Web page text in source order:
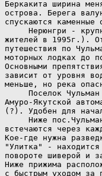
Беркакита ширина
острова. Берега
спускаются каменные
Нерюнгри -
жителей в 1995г.).
путешествия по
моторных лодках до
Основными
зависит от уровня
меньше, но река
Поселок
Амуро-Якутской
(?). Удобен для
Ниже
встечаются через
Кое-где нужна
"Улитка" -
повороте шиверой и
Ниже прижима
с быстрым уходом за